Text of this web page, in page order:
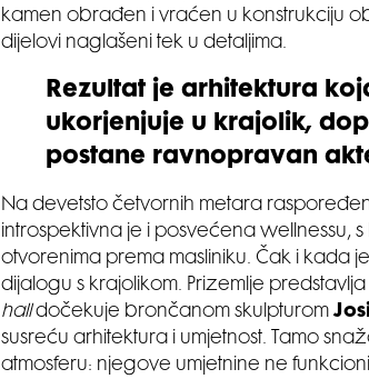
kamen obrađen i vraćen u konstrukciju
dijelovi naglašeni tek u detaljima.
Rezultat je arhitektura
ukorjenjuje u krajolik,
postane ravnopravan
Na devetsto četvornih metara
introspektivna je i posvećena wellnessu,
otvorenima prema masliniku. Čak i kada
dijalogu s krajolikom. Prizemlje
halldočekuje brončanom skulpturom
susreću arhitektura i umjetnost. Tamo
atmosferu: njegove umjetnine ne